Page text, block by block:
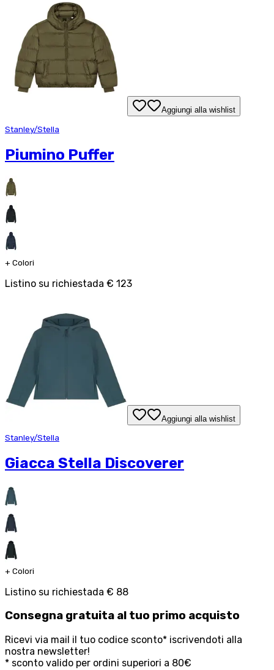
Aggiungi alla wishlist
Stanley/Stella
Piumino Puffer
+ Colori
Listino su richiestada € 123
Aggiungi alla wishlist
Stanley/Stella
Giacca Stella Discoverer
+ Colori
Listino su richiestada € 88
Consegna gratuita al tuo primo acquisto
Ricevi via mail il tuo codice sconto* iscrivendoti alla
nostra newsletter!
* sconto valido per ordini superiori a 80€